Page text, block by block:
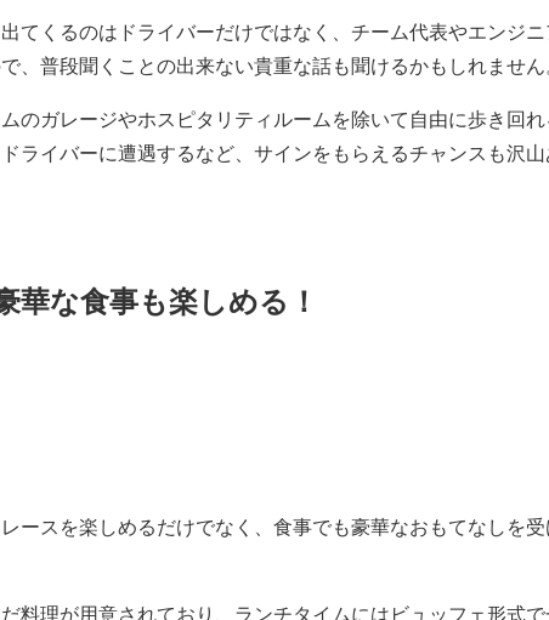
てくるのはドライバーだけではなく、チーム代表やエンジ
、普段聞くことの出来ない貴重な話も聞けるかもしれません
のガレージやホスピタリティルームを除いて自由に歩き回
ライバーに遭遇するなど、サインをもらえるチャンスも沢
華な食事も楽しめる！
ースを楽しめるだけでなく、食事でも豪華なおもてなしを受
料理が用意されており、ランチタイムにはビュッフェ形式